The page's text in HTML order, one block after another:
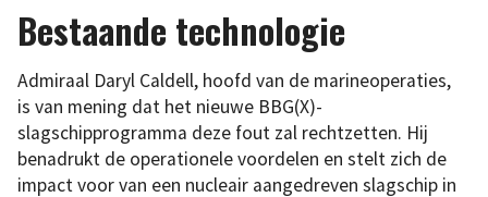
Bestaande technologie
Admiraal Daryl Caldell, hoofd van de marineoperaties,
is van mening dat het nieuwe BBG(X)-
slagschipprogramma deze fout zal rechtzetten. Hij
benadrukt de operationele voordelen en stelt zich de
impact voor van een nucleair aangedreven slagschip in